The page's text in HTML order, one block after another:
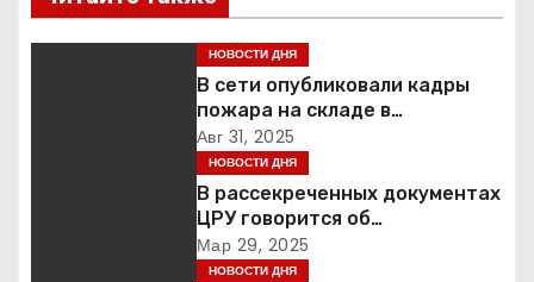
и
НОВОСТИ ДНЯ
В сети опубликовали кадры
пожара на складе в
подмосковной Балашихе
Авг 31, 2025
НОВОСТИ ДНЯ
В рассекреченных документах
ЦРУ говорится об
«обнаружении» Ковчега
Завета
Мар 29, 2025
НОВОСТИ ДНЯ